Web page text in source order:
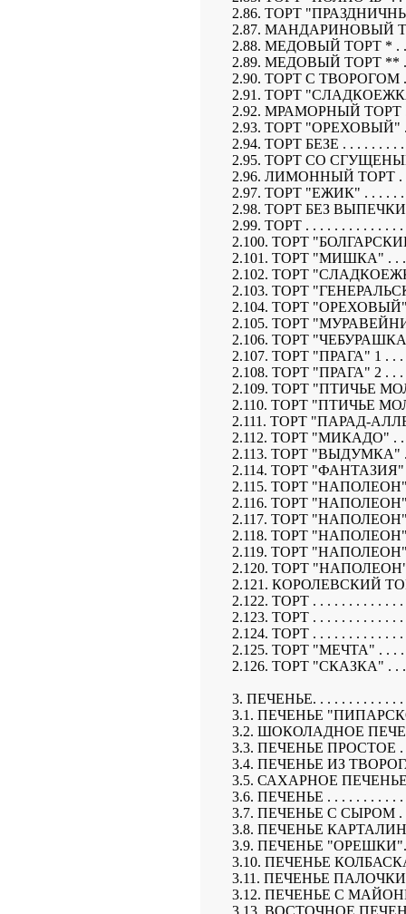
2.86. ТОРТ
2.87. МАНДАРИНОВЫЙ
2.88. МЕДОВЫЙ ТОРТ * . . .
2.89. МЕДОВЫЙ ТОРТ ** . .
2.90. ТОРТ С ТВОРОГОМ . .
2.91. ТОРТ
2.92. МРАМОРНЫЙ ТОРТ . .
2.93. ТОРТ "ОРЕХОВЫЙ" . .
2.94. ТОРТ БЕЗЕ . . . . . . . . .
2.95. ТОРТ СО
2.96. ЛИМОННЫЙ ТОРТ . . .
2.97. ТОРТ "ЕЖИК" . . . . . . .
2.98. ТОРТ БЕЗ ВЫПЕЧКИ .
2.99. ТОРТ . . . . . . . . . . . . . .
2.100. ТОРТ
2.101. ТОРТ "МИШКА" . . . .
2.102. ТОРТ
2.103. ТОРТ
2.104. ТОРТ "ОРЕХОВЫЙ" .
2.105. ТОРТ
2.106. ТОРТ "ЧЕБУРАШКА"
2.107. ТОРТ "ПРАГА" 1 . . .
2.108. ТОРТ "ПРАГА" 2 . . .
2.109. ТОРТ "ПТИЧЬЕ
2.110. ТОРТ "ПТИЧЬЕ
2.111. ТОРТ "ПАРАД-
2.112. ТОРТ "МИКАДО" . . .
2.113. ТОРТ "ВЫДУМКА" . .
2.114. ТОРТ "ФАНТАЗИЯ" .
2.115. ТОРТ "НАПОЛЕОН"
2.116. ТОРТ "НАПОЛЕОН"
2.117. ТОРТ "НАПОЛЕОН"
2.118. ТОРТ "НАПОЛЕОН"
2.119. ТОРТ "НАПОЛЕОН"
2.120. ТОРТ "НАПОЛЕОН"
2.121. КОРОЛЕВСКИЙ
2.122. ТОРТ . . . . . . . . . . . . .
2.123. ТОРТ . . . . . . . . . . . . .
2.124. ТОРТ . . . . . . . . . . . . .
2.125. ТОРТ "МЕЧТА" . . . . .
2.126. ТОРТ "СКАЗКА" . . .
3. ПЕЧЕНЬЕ. . . . . . . . . . . . .
3.1. ПЕЧЕНЬЕ
3.2. ШОКОЛАДНОЕ
3.3. ПЕЧЕНЬЕ ПРОСТОЕ . .
3.4. ПЕЧЕНЬЕ ИЗ
3.5. САХАРНОЕ ПЕЧЕНЬЕ. .
3.6. ПЕЧЕНЬЕ . . . . . . . . . . .
3.7. ПЕЧЕНЬЕ С СЫРОМ . . .
3.8. ПЕЧЕНЬЕ
3.9. ПЕЧЕНЬЕ "ОРЕШКИ". .
3.10. ПЕЧЕНЬЕ КОЛБАСКА
3.11. ПЕЧЕНЬЕ ПАЛОЧКИ. .
3.12. ПЕЧЕНЬЕ С